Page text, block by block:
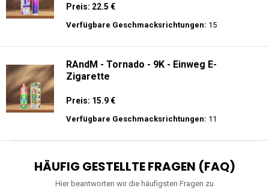
Preis: 22.5 €
Verfügbare Geschmacksrichtungen: 15
RAndM - Tornado - 9K - Einweg E-
Zigarette
Preis: 15.9 €
Verfügbare Geschmacksrichtungen: 11
HÄUFIG GESTELLTE FRAGEN (FAQ)
Hier beantworten wir die häufigsten Fragen zu